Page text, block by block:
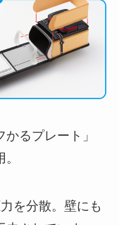
るプレート」
を分散。壁にも